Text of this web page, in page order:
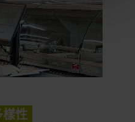
樣性